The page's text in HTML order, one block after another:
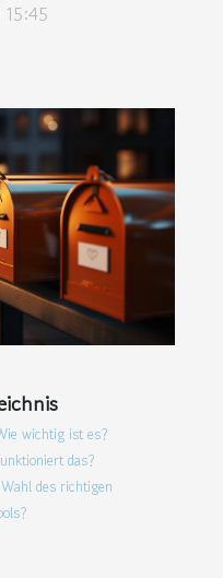
15:45
wichtig ist es?
das?
des richtigen